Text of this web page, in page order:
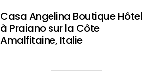
Casa Angelina Boutique Hôtel
à Praiano sur la Côte
Amalfitaine, Italie